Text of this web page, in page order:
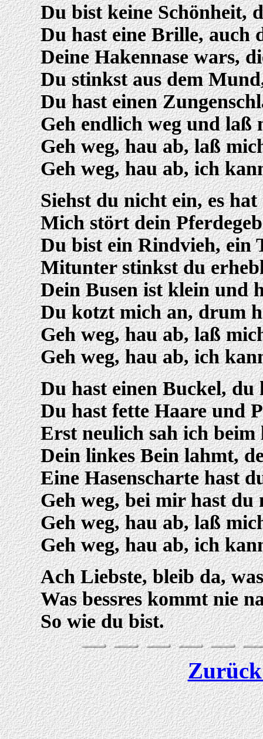
Du bist keine Schönheit,
Du hast eine Brille, auch
Deine Hakennase wars,
Du stinkst aus dem
Du hast einen
Geh endlich weg und laß
Geh weg, hau ab, laß
Geh weg, hau ab, ich
Siehst du nicht ein, es
Mich stört dein
Du bist ein Rindvieh, ein
Mitunter stinkst du
Dein Busen ist klein und
Du kotzt mich an, drum
Geh weg, hau ab, laß
Geh weg, hau ab, ich
Du hast einen Buckel, du
Du hast fette Haare und
Erst neulich sah ich beim
Dein linkes Bein lahmt,
Eine Hasenscharte hast
Geh weg, bei mir hast
Geh weg, hau ab, laß
Geh weg, hau ab, ich
Ach Liebste, bleib da,
Was bessres kommt nie
So wie du bist.